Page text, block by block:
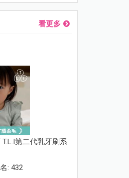
看更多
T.L.I第二代乳牙刷系
: 432